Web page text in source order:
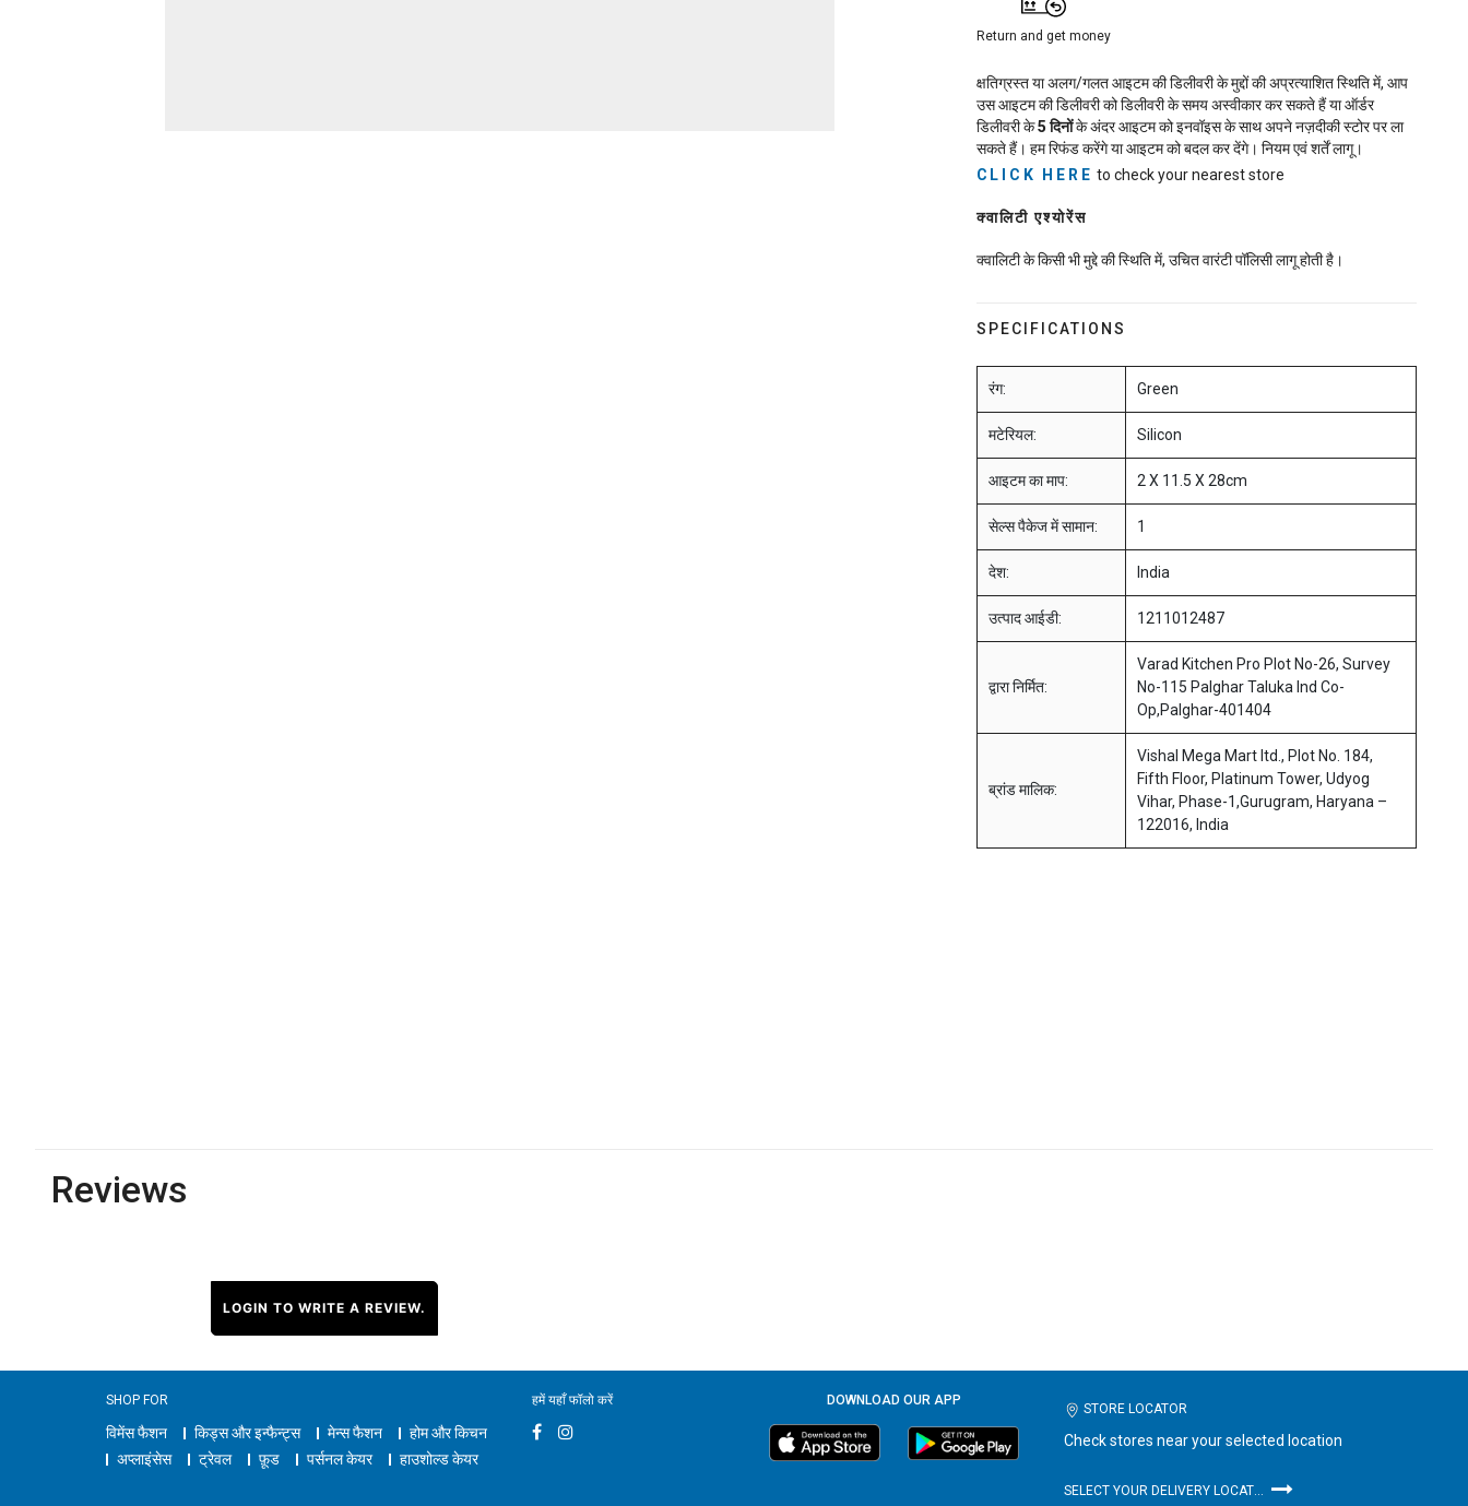
Return and get money
क्षतिग्रस्त या अलग/गलत आइटम की डिलीवरी के मुद्दों की अप्रत्याशित स्थिति में, आप
उस आइटम की डिलीवरी को डिलीवरी के समय अस्वीकार कर सकते हैं या ऑर्डर
डिलीवरी के5 दिनोंके अंदर आइटम को इनवॉइस के साथ अपने नज़दीकी स्टोर पर ला
सकते हैं। हम रिफंड करेंगे या आइटम को बदल कर देंगे। नियम एवं शर्तें लागू।
CLICK HERE to check your nearest store
क्वालिटी एश्योरेंस
क्वालिटी के किसी भी मुद्दे की स्थिति में, उचित वारंटी पॉलिसी लागू होती है।
SPECIFICATIONS
रंग: Green
मटेरियल: Silicon
आइटम का माप: 2 X 11.5 X 28cm
सेल्स पैकेज में सामान: 1
देश: India
उत्पाद आईडी: 1211012487
द्वारा निर्मित:
Varad Kitchen Pro Plot No-26, Survey
No-115 Palghar Taluka Ind Co-
Op,Palghar-401404
ब्रांड मालिक:
Vishal Mega Mart ltd., Plot No. 184,
Fifth Floor, Platinum Tower, Udyog
Vihar, Phase-1,Gurugram, Haryana –
122016, India
Reviews
LOGIN TO WRITE A REVIEW.
SHOP FOR
विमेंस फैशन किड्स और इन्फैन्ट्स मेन्स फैशन
होम और किचन
अप्लाइंसेस
ट्रेवल फ़ूड पर्सनल केयर हाउशोल्ड केयर
हमें यहाँ फॉलो करें DOWNLOAD OUR APP
STORE LOCATOR
Check stores near your selected location